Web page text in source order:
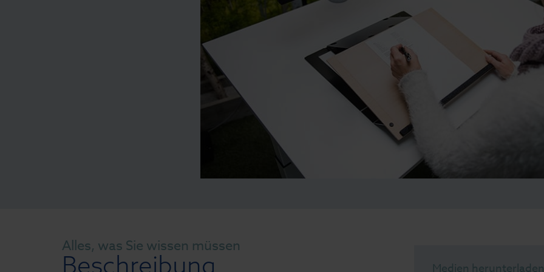
Alles, was Sie wissen müssen
Beschreibung